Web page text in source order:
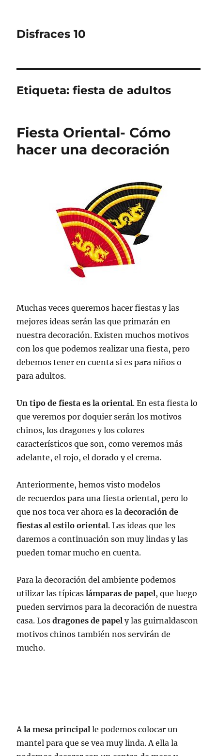
Disfraces 10
Etiqueta:fiesta de adultos
Fiesta Oriental- Cómo
hacer una decoración
Muchas veces queremos hacer fiestas y las
mejores ideas serán las que primarán en
nuestra decoración. Existen muchos motivos
con los que podemos realizar una fiesta, pero
debemos tener en cuenta si es para niños o
para adultos.
Un tipo de fiesta es la oriental. En esta fiesta lo
que veremos por doquier serán los motivos
chinos, los dragones y los colores
característicos que son, como veremos más
adelante, el rojo, el dorado y el crema.
Anteriormente, hemos visto modelos
de recuerdos para una fiesta oriental, pero lo
que nos toca ver ahora es ladecoración de
fiestas al estilo oriental. Las ideas que les
daremos a continuación son muy lindas y las
pueden tomar mucho en cuenta.
Para la decoración del ambiente podemos
utilizar las típicaslámparas de papel, que luego
pueden servirnos para la decoración de nuestra
casa. Losdragones de papel y las guirnaldascon
motivos chinos también nos servirán de
mucho.
A la mesa principal le podemos colocar un
mantel para que se vea muy linda. A ella la